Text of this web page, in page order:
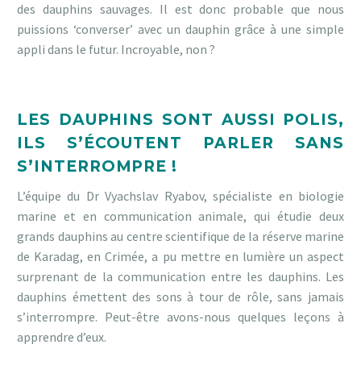
des dauphins sauvages. Il est donc probable que nous
puissions ‘converser’ avec un dauphin grâce à une simple
appli dans le futur. Incroyable, non ?
LES DAUPHINS SONT AUSSI POLIS,
ILS S’ÉCOUTENT PARLER SANS
S’INTERROMPRE !
L’équipe du Dr Vyachslav Ryabov, spécialiste en biologie
marine et en communication animale, qui étudie deux
grands dauphins au centre scientifique de la réserve marine
de Karadag, en Crimée, a pu mettre en lumière un aspect
surprenant de la communication entre les dauphins. Les
dauphins émettent des sons à tour de rôle, sans jamais
s’interrompre. Peut-être avons-nous quelques leçons à
apprendre d’eux.